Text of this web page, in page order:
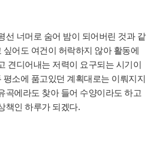
선 너머로 숨어 밤이 되어버린 것과 같
어도 여건이 허락하지 않아 활동에
견디어내는 저력이 요구되는 시기이
소에 품고있던 계획대로는 이뤄지지
곡에라도 찾아 들어 수양이라도 하고
책인 하루가 되겠다.